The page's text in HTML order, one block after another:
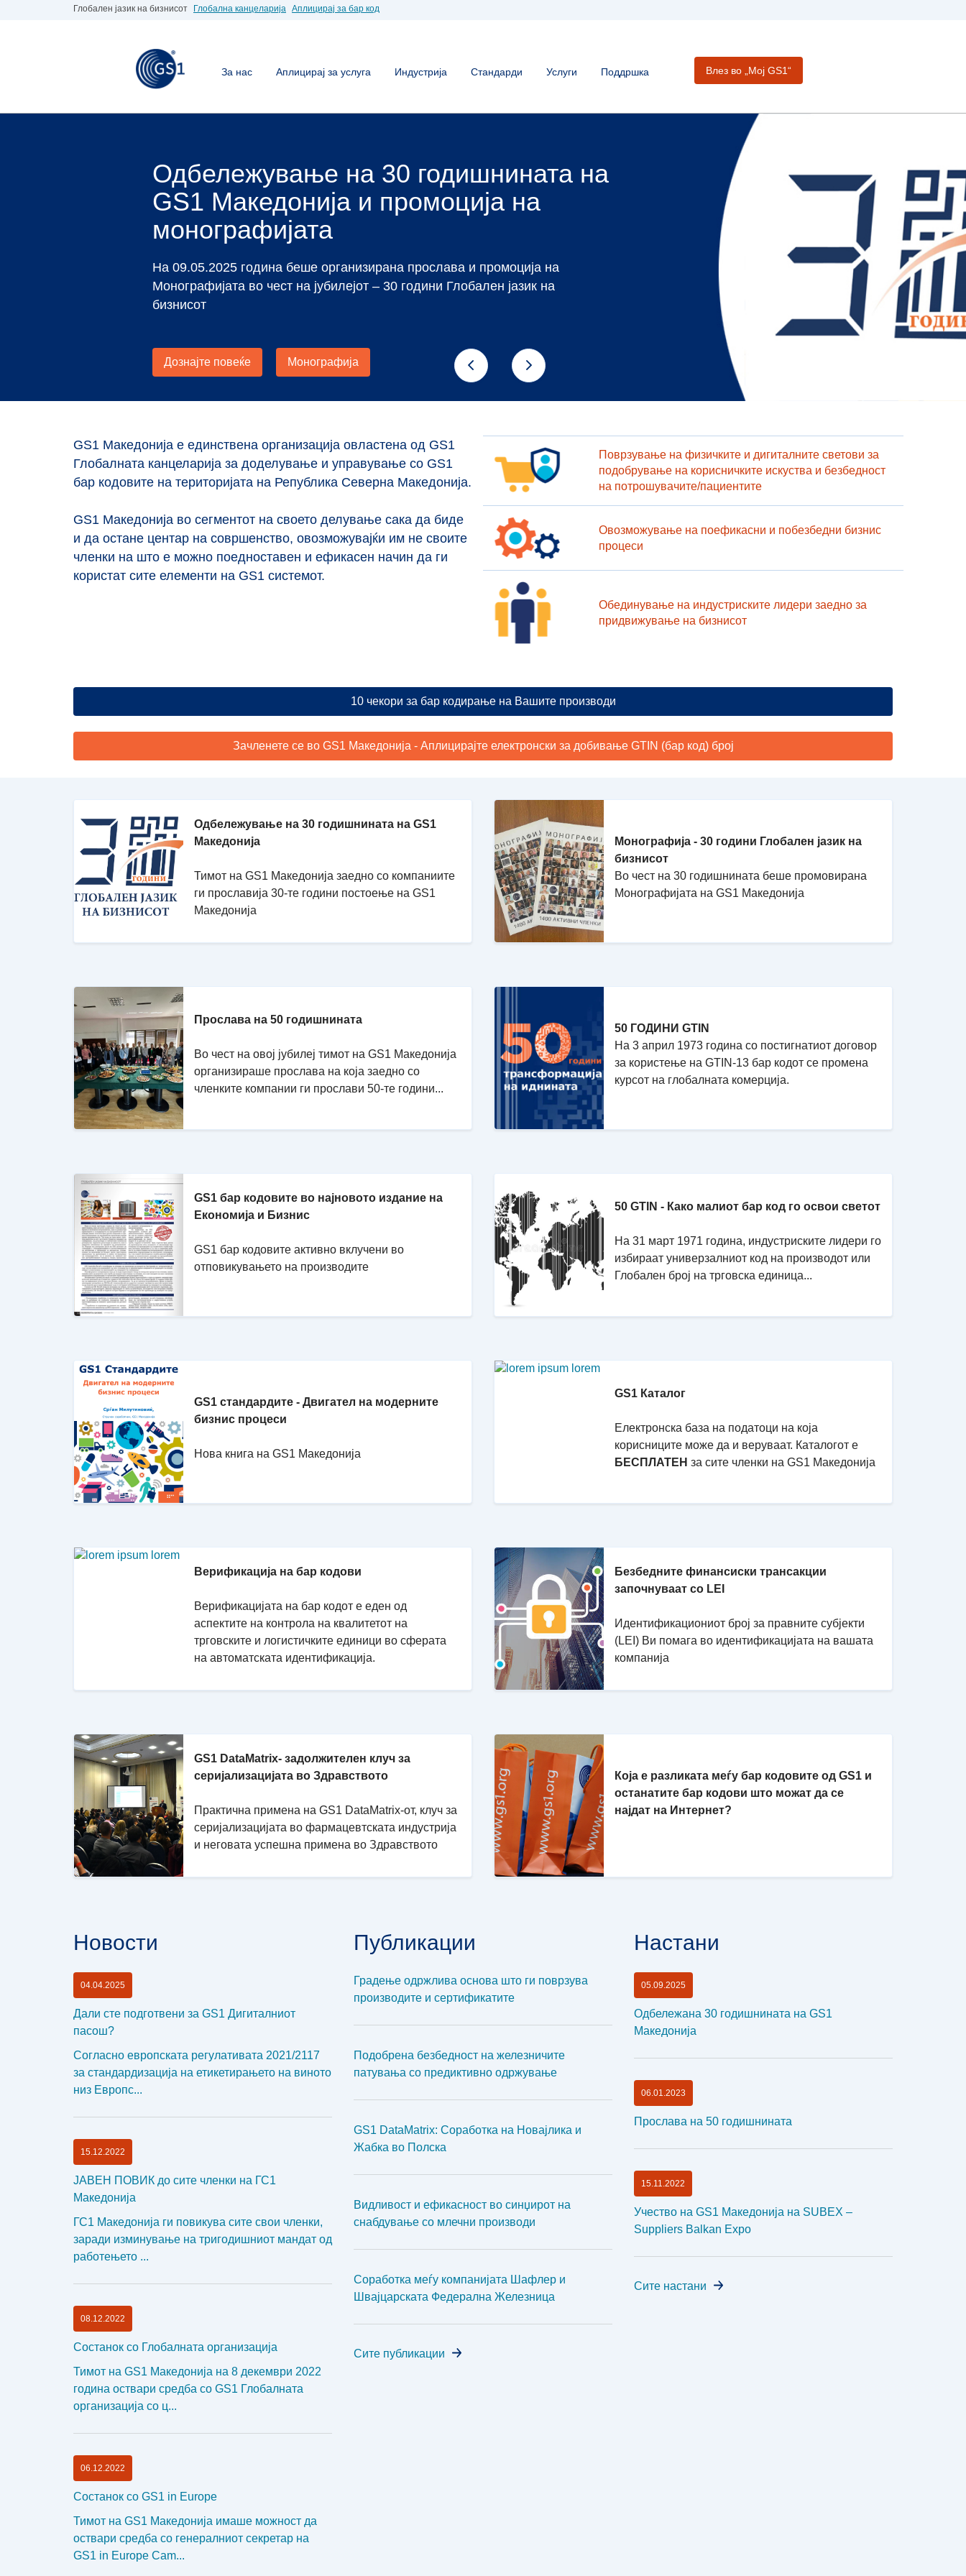
Глобален јазик на бизнисот Глобална канцеларија Аплицирај за бар код
За нас Аплицирај за услуга Индустрија Стандарди Услуги Поддршка Влез во „Moj GS1“
Станете членка во
GS1 Македонија
Доколку Вие е потребен бар код, тогаш сте на
вистинското место.
Аплицирај за бар код
GS1 Македонија е единствена организација овлaстена од GS1
Глобалната канцеларија за доделување и управување со GS1
бар кодовите на територијата на Република Северна Македонија.
GS1 Македонија вo сегментот на своето делување сака да биде
и да остане центар на совршенство, овозможувајќи им не своите
членки на што е можно поедноставен и ефикасен начин да ги
користат сите елементи на GS1 системот.
Поврзување на физичките и дигиталните светови за
подобрување на корисничките искуства и безбедност
на потрошувачите/пациентите
Овозможување на поефикасни и побезбедни бизнис
процеси
Обединување на индустриските лидери заедно за
придвижување на бизнисот
10 чекори за бар кодирање на Вашите производи
Зачленете се во GS1 Македонија - Аплицирајте електронски за добивање GTIN (бар код) број
Одбележување на 30 годишнината на GS1
Македонија
Тимот на GS1 Македонија заедно со компаниите
ги прославија 30-те години постоење на GS1
Македонија
Монографија - 30 години Глобален јазик на
бизнисот
Во чест на 30 годишнината беше промовирана
Монографијата на GS1 Македонија
Прослава на 50 годишнината
Во чест на овој јубилеј тимот на GS1 Македонија
организираше прослава на која заедно со
членките компании ги прослави 50-те години...
50 ГОДИНИ GTIN
На 3 април 1973 година со постигнатиот договор
за користење на GTIN-13 бар кодот се промена
курсот на глобалната комерција.
GS1 бар кодовите во најновото издание на
Економија и Бизнис
GS1 бар кодовите активно вклучени во
отповикувањето на производите
50 GTIN - Како малиот бар код го освои светот
На 31 март 1971 година, индустриските лидери го
избираат универзалниот код на производот или
Глобален број на трговска единица...
GS1 стандардите - Двигател на модерните
бизнис процеси
Нова книга на GS1 Македонија
GS1 Каталог
Електронска база на податоци на која
корисниците може да и веруваат. Каталогот е
БЕСПЛАТЕН за сите членки на GS1 Македонија
Верификација на бар кодови
Верификацијата на бар кодот е еден од
аспектите на контрола на квалитетот на
трговските и логистичките единици во сферата
на автоматската идентификација.
Безбедните финансиски трансакции
започнуваат со LEI
Идентификациониот број за правните субјекти
(LEI) Ви помага во идентификацијата на вашата
компанија
GS1 DataMatrix- задолжителен клуч за
серијализацијата во Здравството
Практична примена на GS1 DataMatrix-от, клуч за
серијализацијата во фармацевтската индустрија
и неговата успешна примена во Здравството
Која е разликата меѓу бар кодовите од GS1 и
останатите бар кодови што можат да се
најдат на Интернет?
Новости
04.04.2025
Дали сте подготвени за GS1 Дигиталниот
пасош?
Согласно европската регулативата 2021/2117
за стандардизација на етикетирањето на виното
низ Европс...
15.12.2022
ЈАВЕН ПОВИК до сите членки на ГС1
Македонија
ГС1 Македонија ги повикува сите свои членки,
заради изминување на тригодишниот мандат од
работењето ...
08.12.2022
Состанок со Глобалната организација
Тимот на GS1 Македонија на 8 декември 2022
година оствари средба со GS1 Глобалната
организација со ц...
06.12.2022
Состанок со GS1 in Europe
Тимот на GS1 Македонија имаше можност да
оствари средба со генералниот секретар на
GS1 in Europe Cam...
Публикации
Градење одржлива основа што ги поврзува
производите и сертификатите
Подобрена безбедност на железничите
патувања со предиктивно одржување
GS1 DataMatrix: Соработка на Новајлика и
Жабка во Полска
Видливост и ефикасност во синџирот на
снабдување со млечни производи
Соработка меѓу компанијата Шафлер и
Швајцарската Федерална Железница
Сите публикации
Настани
05.09.2025
Одбележана 30 годишнината на GS1
Македонија
06.01.2023
Прослава на 50 годишнината
15.11.2022
Учество на GS1 Македонија на SUBEX –
Suppliers Balkan Expo
Сите настани